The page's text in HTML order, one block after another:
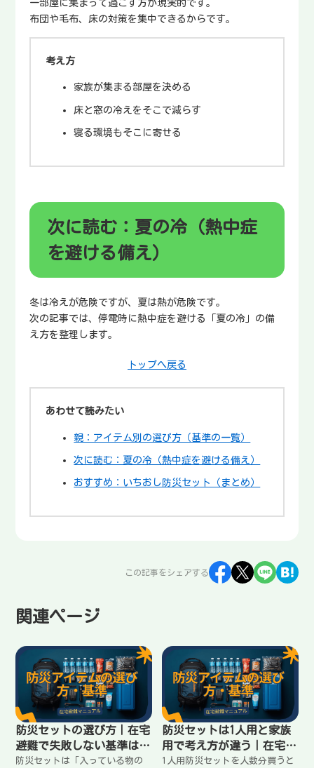
一部屋に集まって過ごす方が現実的です。
布団や毛布、床の対策を集中できるからです。
考え方
家族が集まる部屋を決める
床と窓の冷えをそこで減らす
寝る環境もそこに寄せる
次に読む：夏の冷（熱中症
を避ける備え）
冬は冷えが危険ですが、夏は熱が危険です。
次の記事では、停電時に熱中症を避ける「夏の冷」の備
え方を整理します。
トップへ戻る
あわせて読みたい
親：アイテム別の選び方（基準の一覧）
次に読む：夏の冷（熱中症を避ける備え）
おすすめ：いちおし防災セット（まとめ）
この記事をシェアする
関連ページ
防災セットの選び方｜在宅
避難で失敗しない基準はこ
の3つ
防災セットは「入っている物の
防災セットは1人用と家族
用で考え方が違う｜在宅避
難の揃え方
1人用防災セットを人数分買うと